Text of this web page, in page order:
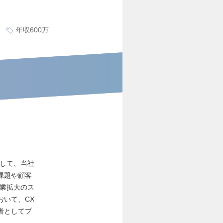
年収600万
て、当社
題や顧客
拡大のス
いて、CX
としてプ